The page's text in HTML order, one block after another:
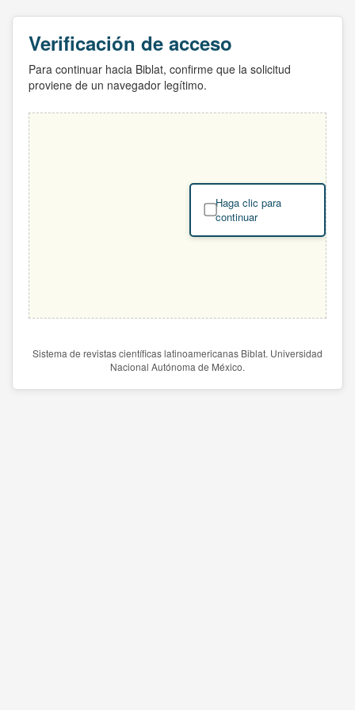
Verificación de acceso
Para continuar hacia Biblat, confirme que la solicitud
proviene de un navegador legítimo.
Haga clic para
continuar
Sistema de revistas científicas latinoamericanas Biblat. Universidad
Nacional Autónoma de México.